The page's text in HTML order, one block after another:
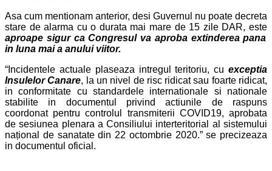
Asa cum mentionam anterior, desi Guvernul nu poate decreta
stare de alarma cu o durata mai mare de 15 zile DAR, este
aproape sigur ca Congresul va aproba extinderea pana
in luna mai a anului viitor.
“Incidentele actuale plaseaza intregul teritoriu, cu exceptia
Insulelor Canare, la un nivel de risc ridicat sau foarte ridicat,
in conformitate cu standardele internationale si nationale
stabilite in documentul privind actiunile de raspuns
coordonat pentru controlul transmiterii COVID19, aprobata
de sesiunea plenara a Consiliului interteritorial al sistemului
național de sanatate din 22 octombrie 2020.” se precizeaza
in documentul oficial.